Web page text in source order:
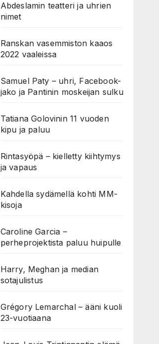
Abdeslamin teatteri ja uhrien
nimet
Ranskan vasemmiston kaaos
2022 vaaleissa
Samuel Paty – uhri, Facebook-
jako ja Pantinin moskeijan sulku
Tatiana Golovinin 11 vuoden
kipu ja paluu
Rintasyöpä – kielletty kiihtymys
ja vapaus
Kahdella sydämellä kohti MM-
kisoja
Caroline Garcia –
perheprojektista paluu huipulle
Harry, Meghan ja median
sotajulistus
Grégory Lemarchal – ääni kuoli
23-vuotiaana